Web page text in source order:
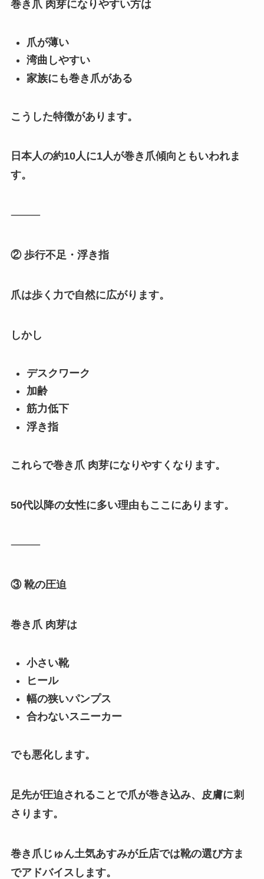
巻き爪 肉芽になりやすい方は
爪が薄い
湾曲しやすい
家族にも巻き爪がある
こうした特徴があります。
日本人の約10人に1人が巻き爪傾向ともいわれま
す。
⸻
② 歩行不足・浮き指
爪は歩く力で自然に広がります。
しかし
デスクワーク
加齢
筋力低下
浮き指
これらで巻き爪 肉芽になりやすくなります。
50代以降の女性に多い理由もここにあります。
⸻
③ 靴の圧迫
巻き爪 肉芽は
小さい靴
ヒール
幅の狭いパンプス
合わないスニーカー
でも悪化します。
足先が圧迫されることで爪が巻き込み、皮膚に刺
さります。
巻き爪じゅん土気あすみが丘店では靴の選び方ま
でアドバイスします。